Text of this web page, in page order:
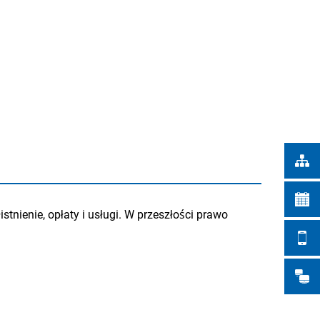
opłaty i usługi. W przeszłości prawo